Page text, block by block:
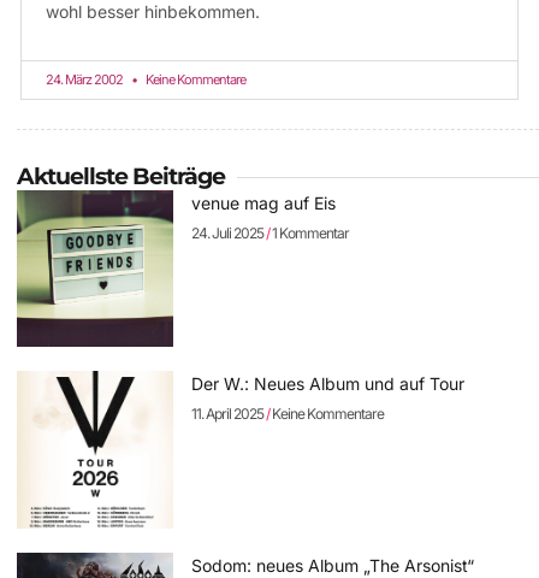
wohl besser hinbekommen.
24. März 2002 Keine Kommentare
Aktuellste Beiträge
venue mag auf Eis
24. Juli 2025 1 Kommentar
Der W.: Neues Album und auf Tour
11. April 2025 Keine Kommentare
Sodom: neues Album „The Arsonist“